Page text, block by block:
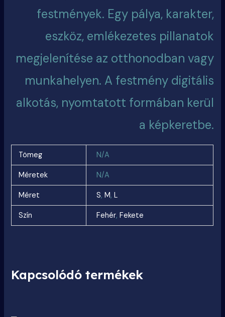
festmények. Egy pálya, karakter,
eszköz, emlékezetes pillanatok
megjelenítése az otthonodban vagy
munkahelyen. A festmény digitális
alkotás, nyomtatott formában kerül
a képkeretbe.
Tömeg N/A
Méretek N/A
Méret S, M, L
Szín Fehér, Fekete
Kapcsolódó termékek